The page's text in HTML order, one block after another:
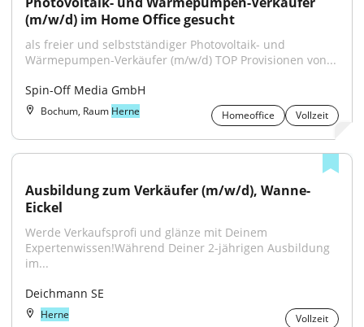
(m/w/d) im Home Office gesucht
als freier und selbstständiger Photovoltaik- und
Wärmepumpen-Verkäufer (m/w/d) TOP Provisionen von...
Spin-Off Media GmbH
Bochum, Raum Herne Homeoffice Vollzeit
Ausbildung zum Verkäufer (m/w/d), Wanne-
Eickel
Werde Verkaufsprofi und glänze mit Deinem
Expertenwissen!Während Deiner 2-jährigen Ausbildung
im...
Deichmann SE
Herne
Vollzeit